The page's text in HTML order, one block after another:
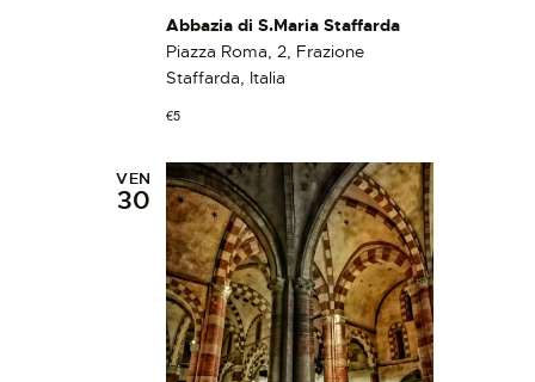
Abbazia di S.Maria Staffarda
Piazza Roma, 2, Frazione
Staffarda, Italia
€5
VEN
30